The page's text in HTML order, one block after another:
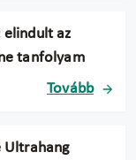
elindult az
tanfolyam
Tovább
Ultrahang